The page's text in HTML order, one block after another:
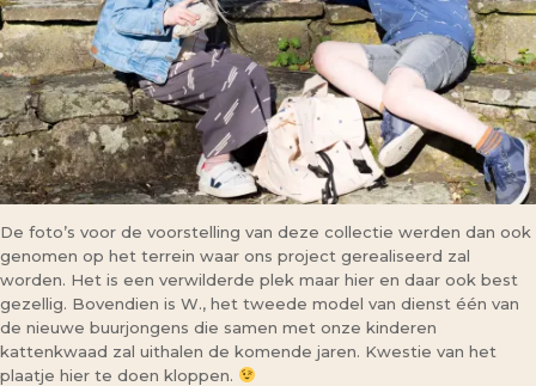
De foto’s voor de voorstelling van deze collectie werden dan ook
genomen op het terrein waar ons project gerealiseerd zal
worden. Het is een verwilderde plek maar hier en daar ook best
gezellig. Bovendien is W., het tweede model van dienst één van
de nieuwe buurjongens die samen met onze kinderen
kattenkwaad zal uithalen de komende jaren. Kwestie van het
plaatje hier te doen kloppen.